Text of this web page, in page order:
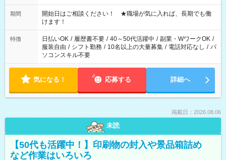
20:00 など 残業なし！ ※Wワークの場合、他のお仕事と合わせ
週40時間超の就業はご案内できません ※法令に基づき、週20時
間以上勤務は社会保険への加入対象となります ※労働者派遣法
（日雇い派遣の原則禁止）により、短時間・短期間の就業はご
案内が難しい場合があります
期間
開始日はご相談ください！ ★職場が気に入れば、長期でも働
けます！
特徴 日払いOK / 履歴書不要 / 40～50代活躍中 / 副業・WワークOK /
服装自由 / シフト勤務 / 10名以上の大量募集 / 電話対応なし / パ
ソコンスキル不要
気になる！ 応募する 詳細へ
掲載日：2026.08.06
未読
【50代も活躍中！】印刷物の封入や景品箱詰め
など作業はいろいろ